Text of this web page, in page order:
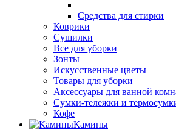
Средства для стирки
Коврики
Сушилки
Все для уборки
Зонты
Искусственные цветы
Товары для уборки
Аксессуары для ванной
Сумки-тележки и
Кофе
Камины